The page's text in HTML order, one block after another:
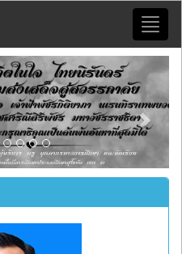
Next